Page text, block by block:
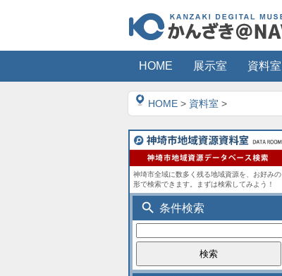
HOME 展示室 資料室
HOME > 資料室 >
神埼市全域に数多く残る地域資源を、お好みの
形で検索できます。まずは検索してみよう！
search 条件検索